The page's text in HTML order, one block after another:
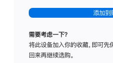
-
标
璃
添加到
需要考虑一下？
将此设备加入你的收藏，即可先
回来再继续选购。